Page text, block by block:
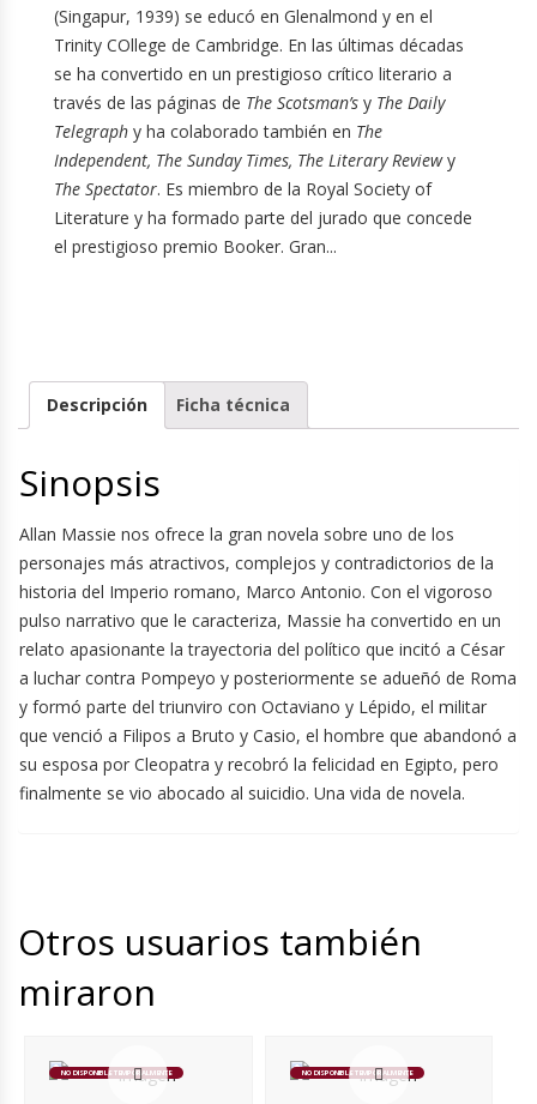
(Singapur, 1939) se educó en Glenalmond y en el
Trinity COllege de Cambridge. En las últimas décadas
se ha convertido en un prestigioso crítico literario a
través de las páginas de The Scotsman’s y The Daily
Telegraph y ha colaborado también en The
Independent, The Sunday Times, The Literary Reviewy
The Spectator. Es miembro de la Royal Society of
Literature y ha formado parte del jurado que concede
el prestigioso premio Booker. Gran...
Descripción Ficha técnica
Sinopsis
Allan Massie nos ofrece la gran novela sobre uno de los
personajes más atractivos, complejos y contradictorios de la
historia del Imperio romano, Marco Antonio. Con el vigoroso
pulso narrativo que le caracteriza, Massie ha convertido en un
relato apasionante la trayectoria del político que incitó a César
a luchar contra Pompeyo y posteriormente se adueñó de Roma
y formó parte del triunviro con Octaviano y Lépido, el militar
que venció a Filipos a Bruto y Casio, el hombre que abandonó a
su esposa por Cleopatra y recobró la felicidad en Egipto, pero
finalmente se vio abocado al suicidio. Una vida de novela.
Otros usuarios también
miraron
NO DISPONIBLE TEMPORALMENTE NO DISPONIBLE TEMPORALMENTE